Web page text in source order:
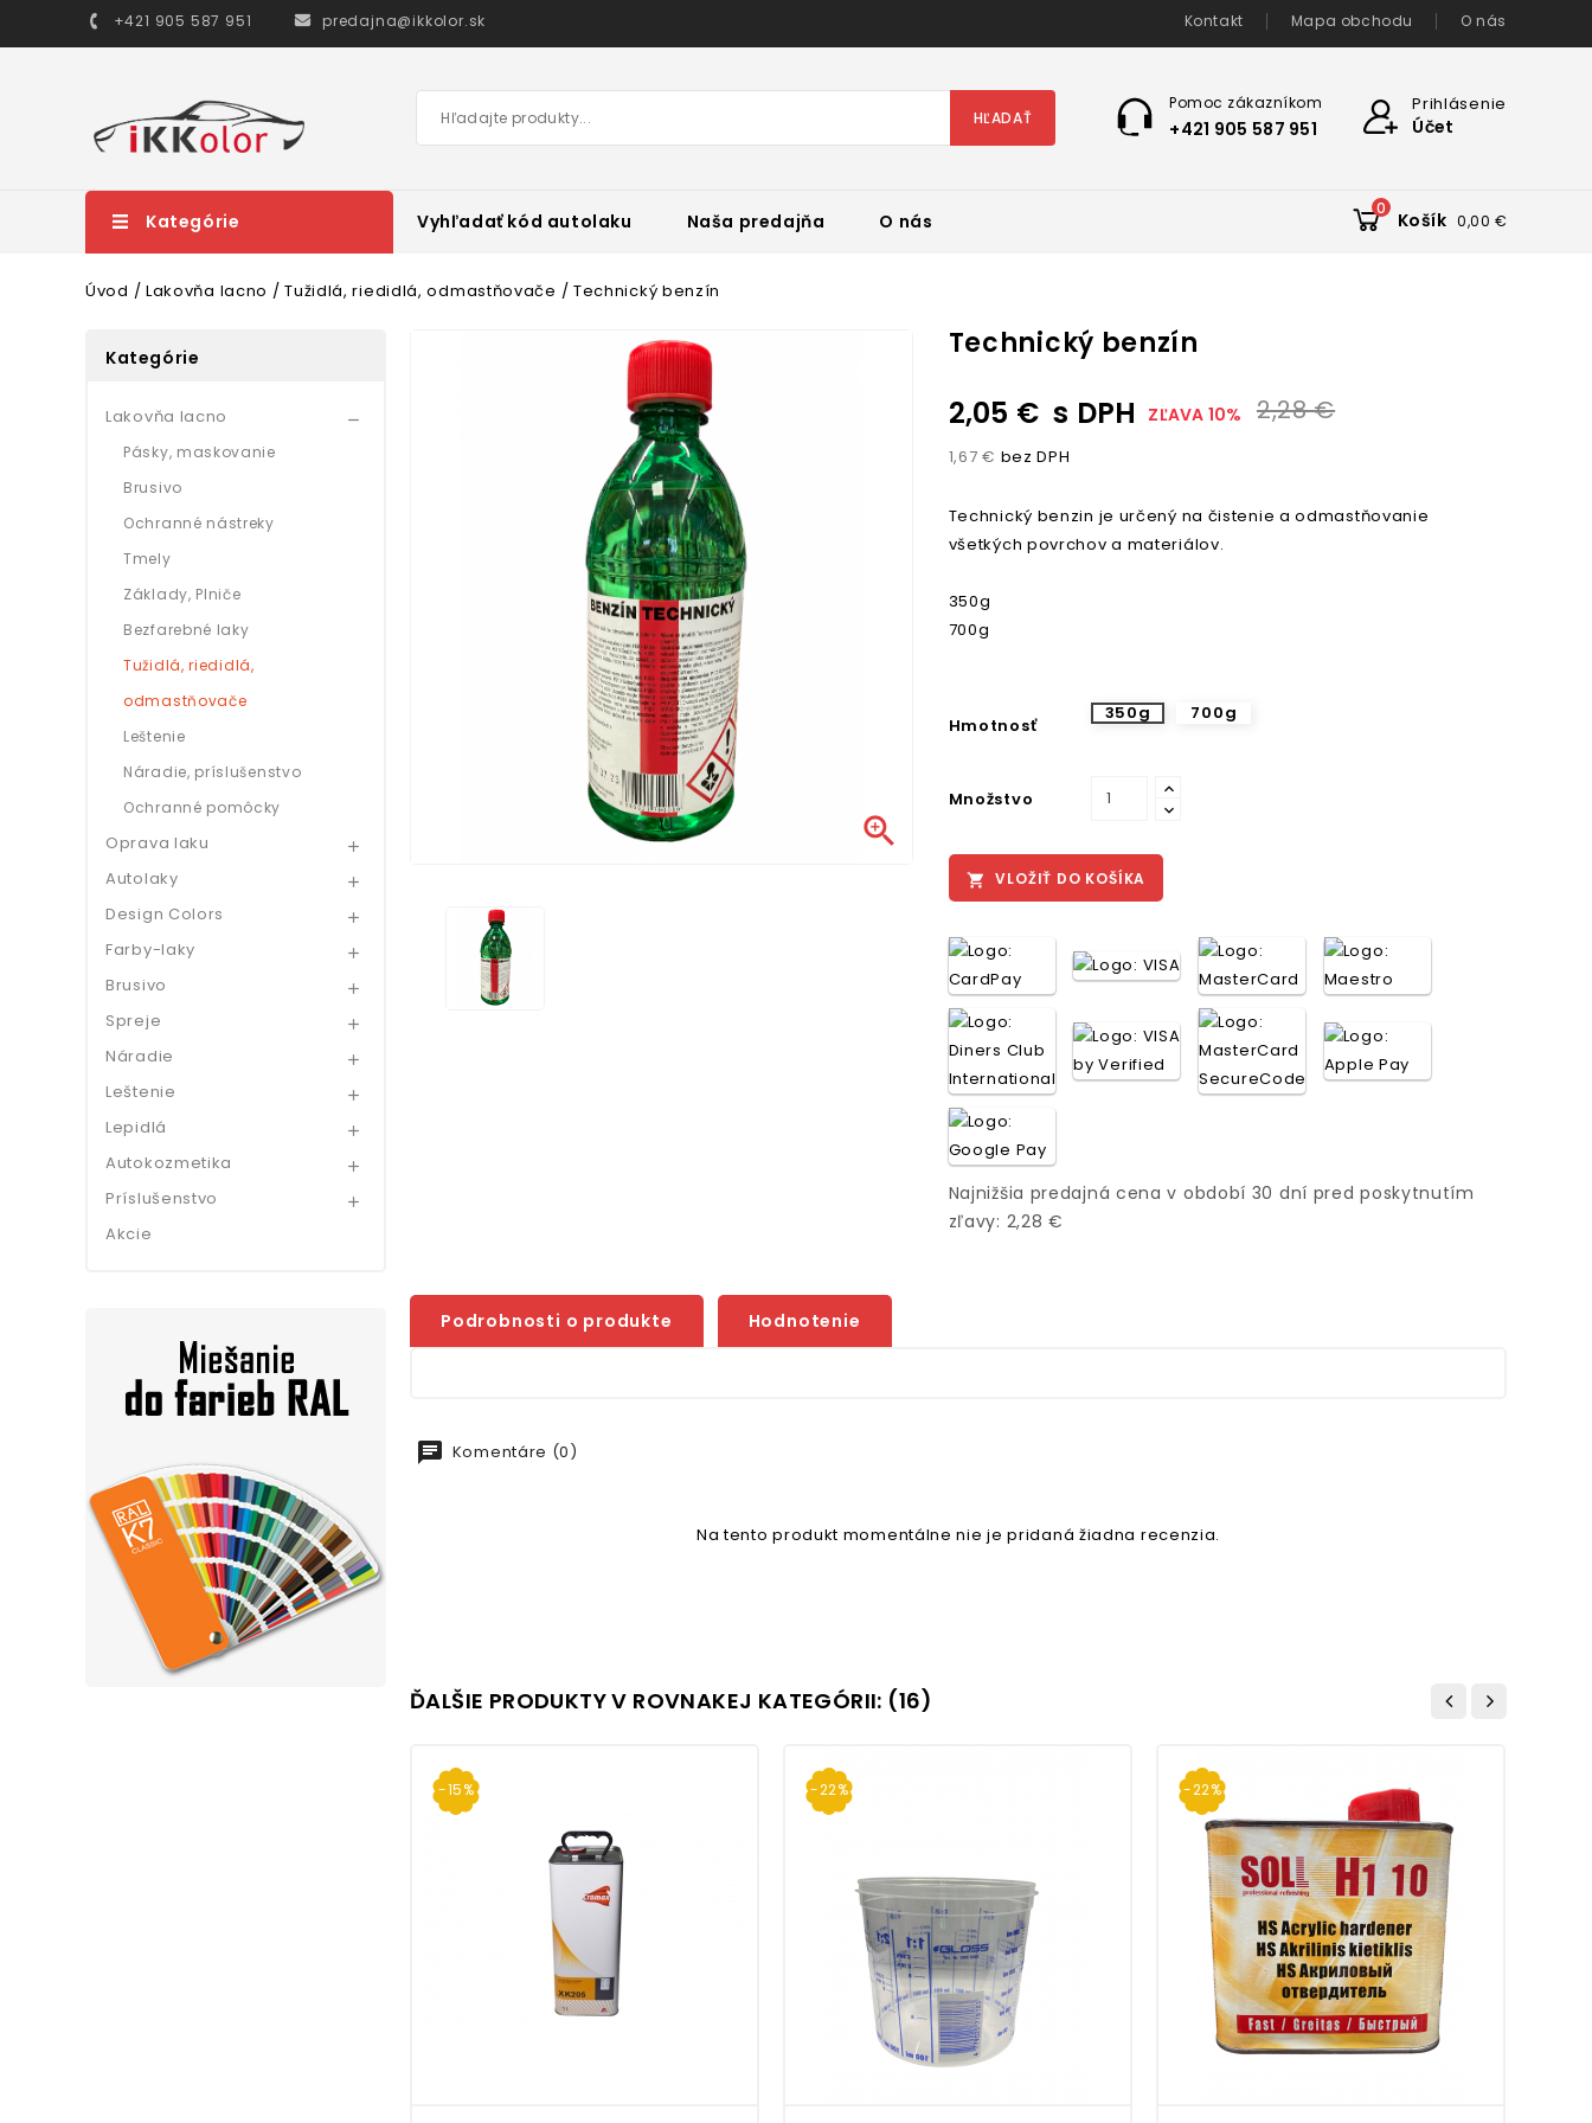
+421 905 587 951 predajna@ikkolor.sk Kontakt Mapa obchodu O nás
Prihlásenie
Účet
Pomoc zákazníkom
+421 905 587 951
HĽADAŤ
Kategórie Vyhľadať kód autolaku Naša predajňa O nás
0
Košík 0,00 €
Úvod Lakovňa lacno Tužidlá, riedidlá, odmastňovače Technický benzín
Kategórie
Lakovňa lacno 
Pásky, maskovanie
Brusivo
Ochranné nástreky
Tmely
Základy, Plniče
Bezfarebné laky
Tužidlá, riedidlá,
odmastňovače
Leštenie
Náradie, príslušenstvo
Ochranné pomôcky
Oprava laku 
Autolaky 
Design Colors 
Farby-laky 
Brusivo 
Spreje 
Náradie 
Leštenie 
Lepidlá 
Autokozmetika 
Príslušenstvo 
Akcie

Technický benzín
2,05 € s DPH ZĽAVA 10% 2,28 €
1,67 € bez DPH
Technický benzin je určený na čistenie a odmastňovanie
všetkých povrchov a materiálov.
350g
700g
Hmotnosť
350g 700g
Množstvo
 VLOŽIŤ DO KOŠÍKA
Najnižšia predajná cena v období 30 dní pred poskytnutím
zľavy: 2,28 €
Podrobnosti o produkte Hodnotenie
chat Komentáre (0)
Na tento produkt momentálne nie je pridaná žiadna recenzia.
ĎALŠIE PRODUKTY V ROVNAKEJ KATEGÓRII: (16)
-15% -22% -22%